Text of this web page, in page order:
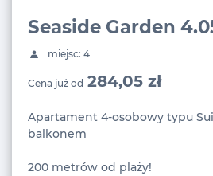
Seaside Garden
miejsc: 4
Cena już od 284,05 zł
Apartament 4-osobowy typu
balkonem
200 metrów od plaży!